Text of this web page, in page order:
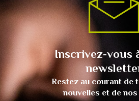
Inscrivez-vous
Restez au courant de
nouvelles et de